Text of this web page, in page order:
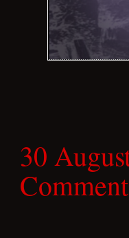
30